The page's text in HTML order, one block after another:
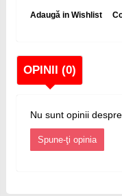
Adaugă in Wishlist
OPINII (0)
Nu sunt opinii
Spune-ţi opinia